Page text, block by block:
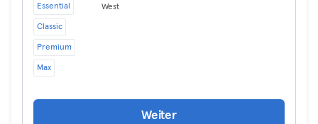
Essential
Classic
Premium
Max
West
Weiter